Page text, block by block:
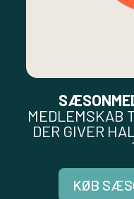
MEDLEMSKAB
DER GIVER
KØB